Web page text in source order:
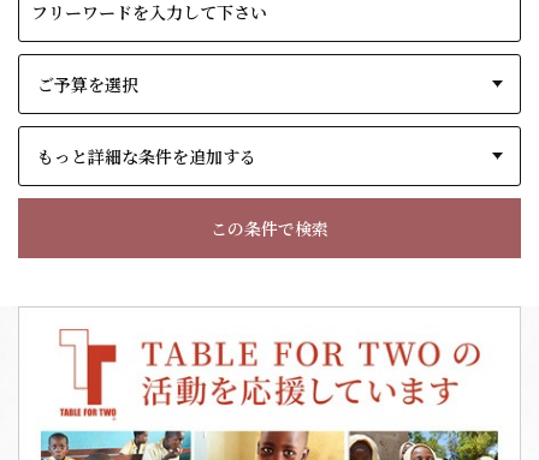
もっと詳細な条件を追加する
この条件で検索